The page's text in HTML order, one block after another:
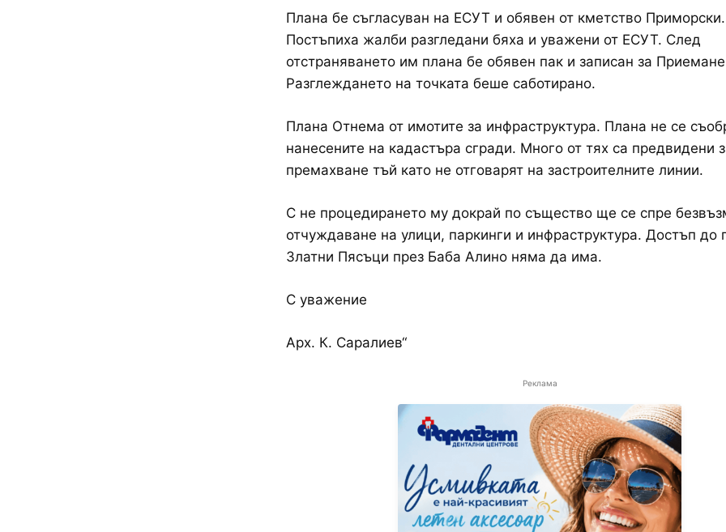
Плана бе съгласуван на ЕСУТ и обявен от кметство Приморски.
Постъпиха жалби разгледани бяха и уважени от ЕСУТ. След
отстраняването им плана бе обявен пак и записан за
Разглеждането на точката беше саботирано.
Плана Отнема от имотите за инфраструктура. Плана не се
нанесените на кадастъра сгради. Много от тях са предвидени
премахване тъй като не отговарят на застроителните линии.
С не процедирането му докрай по същество ще се спре
отчуждаване на улици, паркинги и инфраструктура. Достъп до
Златни Пясъци през Баба Алино няма да има.
С уважение
Арх. К. Саралиев“
Реклама